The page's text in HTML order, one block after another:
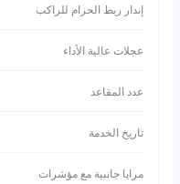
إندار ربط الحزام للراكب
عجلات عالية الأداء
عدد المقاعد
تاريخ الخدمة
مرايا جانبية مع مؤشرات